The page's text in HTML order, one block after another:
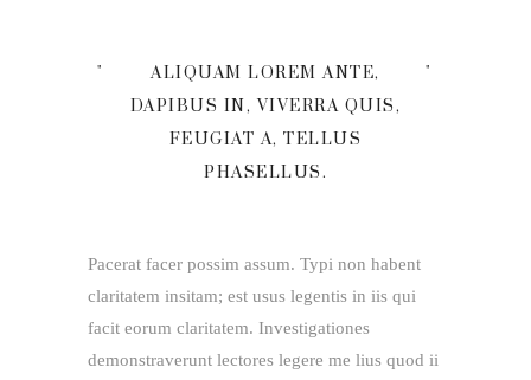
ALIQUAM LOREM ANTE,
DAPIBUS IN, VIVERRA QUIS,
FEUGIAT A, TELLUS
PHASELLUS.
Pacerat facer possim assum. Typi non habent
claritatem insitam; est usus legentis in iis qui
facit eorum claritatem. Investigationes
demonstraverunt lectores legere me lius quod ii